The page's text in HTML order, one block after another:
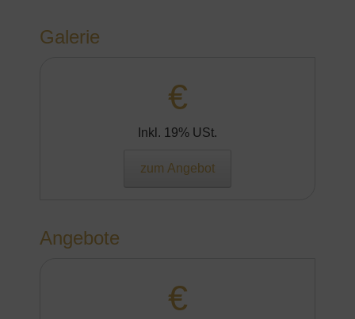
Galerie
€
Inkl. 19% USt.
zum Angebot
Angebote
€